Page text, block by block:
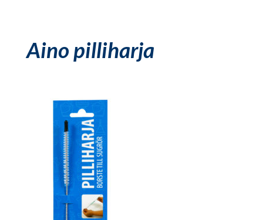
Aino pilliharja